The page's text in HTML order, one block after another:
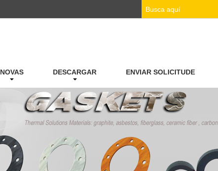
NOVAS DESCARGAR ENVIAR SOLICITUDE